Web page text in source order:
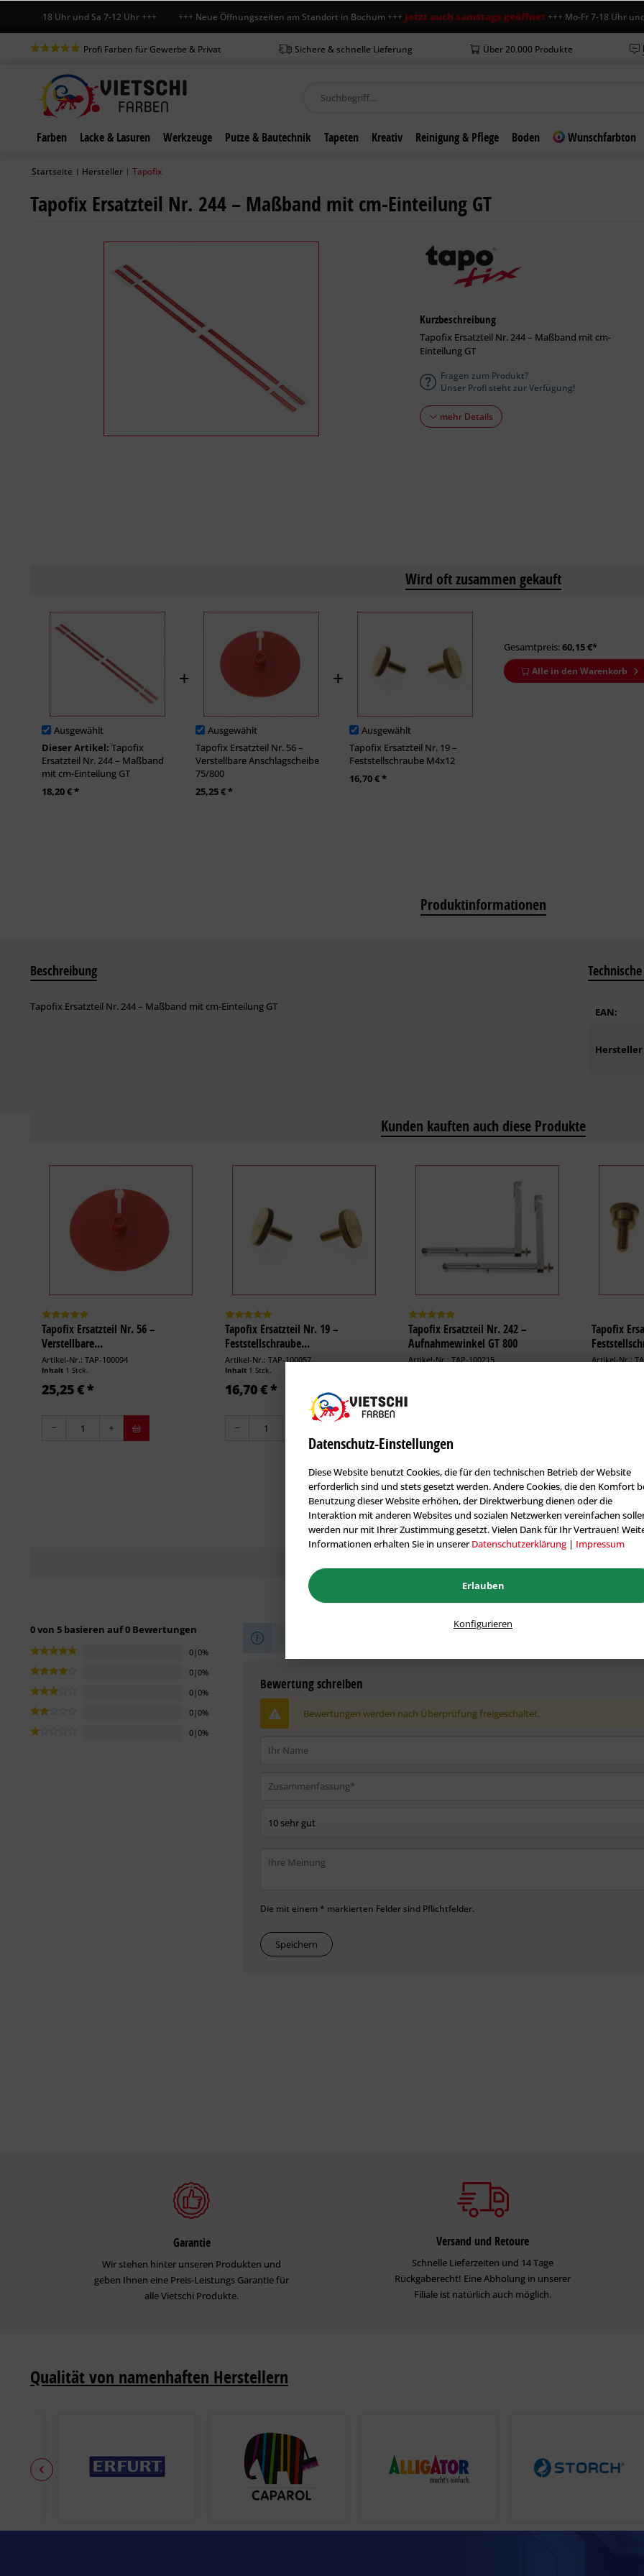
Fr 7-18 Uhr und Sa 7-12 Uhr +++ +++ Neue Öffnungszeiten am Standort in Bochum +++Jetzt auch samstags geöffnet+++ Mo-Fr 7-18 Uhr und Sa
Profi Farben für Gewerbe & Privat Sichere & schnelle Lieferung Über 20.000 Produkte
Farben Lacke & Lasuren Werkzeuge Putze & Bautechnik Tapeten Kreativ Reinigung & Pflege Boden Wunschfarbton
Startseite | Hersteller | Tapofix
Tapofix Ersatzteil Nr. 244 – Maßband mit cm-Einteilung GT
Kurzbeschreibung
Tapofix Ersatzteil Nr. 244 – Maßband mit cm-
Einteilung GT
Fragen zum Produkt?
Unser Profi steht zur Verfügung!
mehr Details
Wird oft zusammen gekauft
Ausgewählt
Dieser Artikel: Tapofix
Ersatzteil Nr. 244 – Maßband
mit cm-Einteilung GT
18,20 € *
Ausgewählt
Tapofix Ersatzteil Nr. 56 –
Verstellbare Anschlagscheibe
75/800
25,25 € *
Ausgewählt
Tapofix Ersatzteil Nr. 19 –
Feststellschraube M4x12
16,70 € *
Gesamtpreis:60,15€*
Alle in den Warenkorb
Produktinformationen
Beschreibung
Tapofix Ersatzteil Nr. 244 – Maßband mit cm-Einteilung GT EAN:
Hersteller
Kunden kauften auch diese Produkte
Tapofix Ersatzteil Nr. 56 –
Verstellbare...
Artikel-Nr.: TAP-100094
Inhalt 1 Stck.
25,25 € *
Tapofix Ersatzteil Nr. 19 –
Feststellschraube...
Artikel-Nr.: TAP-100057
Inhalt 1 Stck.
16,70 € *
Tapofix Ersatzteil Nr. 242 –
Aufnahmewinkel GT 800
Artikel-Nr.: TAP-100215
Tapofix
Artikel-Nr.:
0 von 5 basieren auf 0 Bewertungen
0|0%
0|0%
0|0%
0|0%
0|0%
Bewertung schreiben
Bewertungen werden nach Überprüfung freigeschaltet.
Die mit einem * markierten Felder sind Pflichtfelder.
Speichern
Garantie
Wir stehen hinter unseren Produkten und
geben Ihnen eine Preis-Leistungs Garantie für
alle Vietschi Produkte.
Versand und Retoure
Schnelle Lieferzeiten und 14 Tage
Rückgaberecht! Eine Abholung in unserer
Filiale ist natürlich auch möglich.
Qualität von namenhaften Herstellern
Datenschutz-Einstellungen
Diese Website benutzt Cookies, die für den technischen Betrieb der Website
erforderlich sind und stets gesetzt werden. Andere Cookies, die den Komfort
Benutzung dieser Website erhöhen, der Direktwerbung dienen oder die
Interaktion mit anderen Websites und sozialen Netzwerken vereinfachen
werden nur mit Ihrer Zustimmung gesetzt. Vielen Dank für Ihr Vertrauen!
Informationen erhalten Sie in unsererDatenschutzerklärung | Impressum
Erlauben
Konfigurieren